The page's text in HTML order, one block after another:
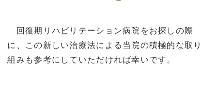
回復期リハビリテーション病院をお探しの際
に、この新しい治療法による当院の積極的な取り
組みも参考にしていただければ幸いです。